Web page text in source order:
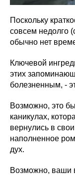
Поскольку
совсем недолго
обычно нет
Ключевой
этих
болезненным, -
Возможно, это
каникулах,
вернулись в
наполненное
дух.
Возможно, ваши